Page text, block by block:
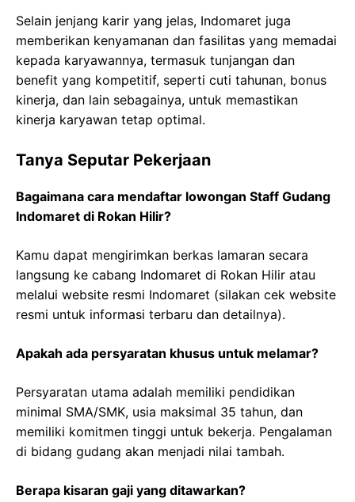
Selain jenjang karir yang jelas, Indomaret juga
memberikan kenyamanan dan fasilitas yang memadai
kepada karyawannya, termasuk tunjangan dan
benefit yang kompetitif, seperti cuti tahunan, bonus
kinerja, dan lain sebagainya, untuk memastikan
kinerja karyawan tetap optimal.
Tanya Seputar Pekerjaan
Bagaimana cara mendaftar lowongan Staff Gudang
Indomaret di Rokan Hilir?
Kamu dapat mengirimkan berkas lamaran secara
langsung ke cabang Indomaret di Rokan Hilir atau
melalui website resmi Indomaret (silakan cek website
resmi untuk informasi terbaru dan detailnya).
Apakah ada persyaratan khusus untuk melamar?
Persyaratan utama adalah memiliki pendidikan
minimal SMA/SMK, usia maksimal 35 tahun, dan
memiliki komitmen tinggi untuk bekerja. Pengalaman
di bidang gudang akan menjadi nilai tambah.
Berapa kisaran gaji yang ditawarkan?